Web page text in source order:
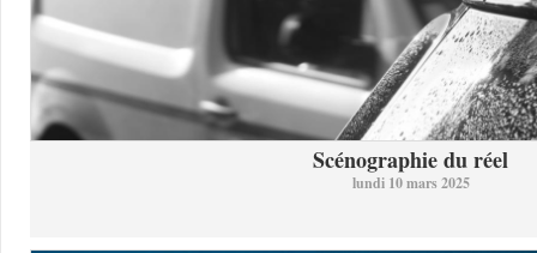
Scénographie du réel
lundi 10 mars 2025